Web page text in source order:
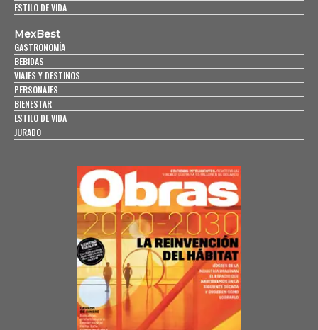
ESTILO DE VIDA
MexBest
GASTRONOMÍA
BEBIDAS
VIAJES Y DESTINOS
PERSONAJES
BIENESTAR
ESTILO DE VIDA
JURADO